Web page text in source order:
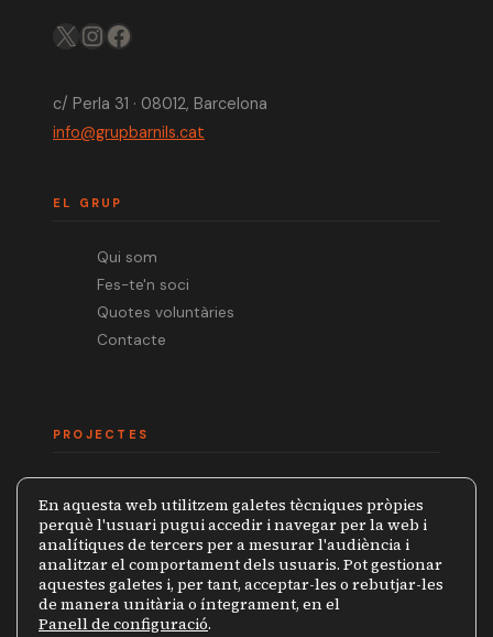
X IGFB
c/ Perla 31 · 08012, Barcelona
info@grupbarnils.cat
EL GRUP
Qui som
Fes-te'n soci
Quotes voluntàries
Contacte
PROJECTES
Premi Ramon Barnils
Col·lecció Periodistes
Mapa de la Censura
En aquesta web utilitzem galetes tècniques pròpies
perquè l'usuari pugui accedir i navegar per la web i
analítiques de tercers per a mesurar l'audiència i
analitzar el comportament dels usuaris. Pot gestionar
aquestes galetes i, per tant, acceptar-les o rebutjar-les
de manera unitària o íntegrament, en el
Panell de configuració.